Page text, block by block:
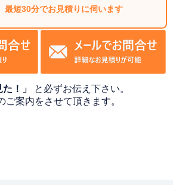
最短30分でお見積りに伺います
！」
と必ずお伝え下さい。
ご案内をさせて頂きます。